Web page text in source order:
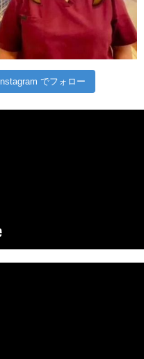
Instagram でフォロー